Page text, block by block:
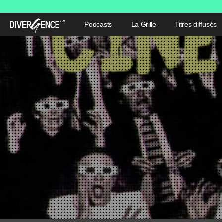
Podcasts La Grille Titres diffusés